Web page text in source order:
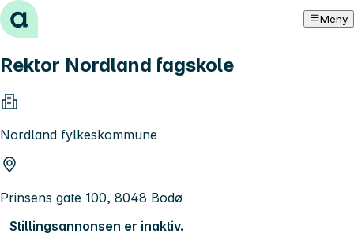
Hopp til innhold Meny
Rektor Nordland fagskole
Nordland fylkeskommune
Prinsens gate 100, 8048 Bodø
Stillingsannonsen er inaktiv.